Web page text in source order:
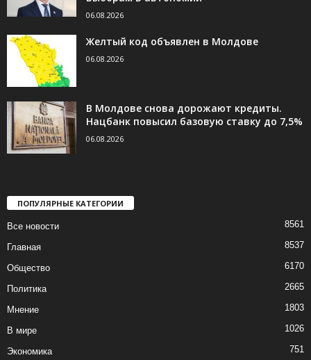
06.08.2026
Желтый код объявлен в Молдове
06.08.2026
В Молдове снова дорожают кредиты.
Нацбанк повысил базовую ставку до 7,5%
06.08.2026
ПОПУЛЯРНЫЕ КАТЕГОРИИ
Все новости 8561
Главная 8537
Общество 6170
Политика 2665
Мнение 1803
В мире 1026
Экономика 751